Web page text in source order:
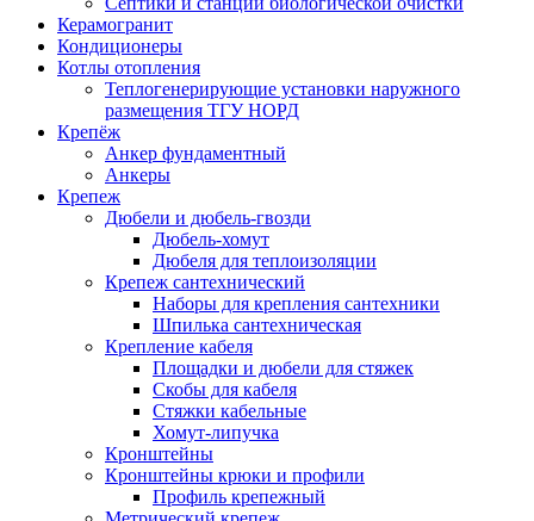
Керамогранит
Кондиционеры
Котлы отопления
Теплогенерирующие установки наружного
размещения ТГУ НОРД
Крепёж
Анкер фундаментный
Анкеры
Крепеж
Дюбели и дюбель-гвозди
Дюбель-хомут
Дюбеля для теплоизоляции
Крепеж сантехнический
Наборы для крепления сантехники
Шпилька сантехническая
Крепление кабеля
Площадки и дюбели для стяжек
Скобы для кабеля
Стяжки кабельные
Хомут-липучка
Кронштейны
Кронштейны крюки и профили
Профиль крепежный